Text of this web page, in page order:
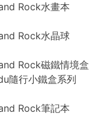
Rock水畫本
Rock水晶球
Rock磁鐵情境盒
隨行小鐵盒系列
Rock筆記本